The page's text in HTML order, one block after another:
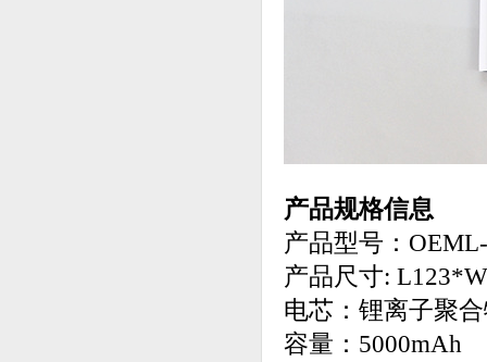
产品规格信息
产品型号：
产品尺寸:
电芯：锂离子聚
容量：5000mAh